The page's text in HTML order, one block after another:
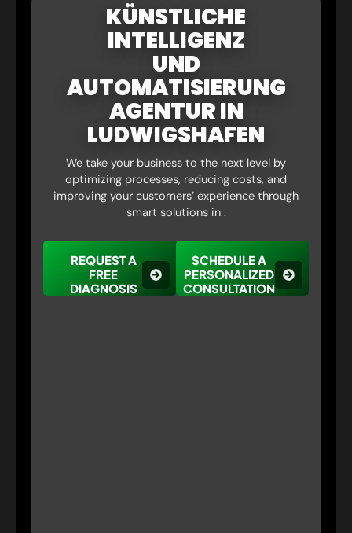
KÜNSTLICHE
INTELLIGENZ
UND
AUTOMATISIERUNG
AGENTUR IN
LUDWIGSHAFEN
We take your business to the next level by
optimizing processes, reducing costs, and
improving your customers’ experience through
smart solutions in .
REQUEST A
FREE
DIAGNOSIS
SCHEDULE A
PERSONALIZED
CONSULTATION